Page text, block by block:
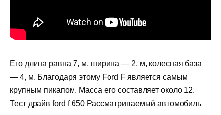
Его длина равна 7, м, ширина — 2, м, колесная база
— 4, м. Благодаря этому Ford F является самым
крупным пикапом. Масса его составляет около 12.
Тест драйв ford f 650 Рассматриваемый автомобиль